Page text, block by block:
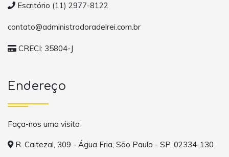
Escritório (11) 2977-8122
contato@administradoradelrei.com.br
CRECI: 35804-J
Endereço
Faça-nos uma visita
R. Caitezal, 309 - Água Fria, São Paulo - SP, 02334-130